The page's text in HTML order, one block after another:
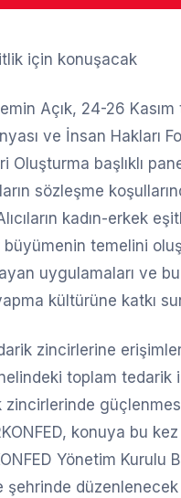
için konuşacak
Açık, 24-26
ve İnsan Hakları
Oluşturma başlıklı
sözleşme
kadın-erkek
temelini
uygulamaları ve
kültürüne katkı
zincirlerine
toplam tedarik
konuya bu
Yönetim Kurulu
şehrinde